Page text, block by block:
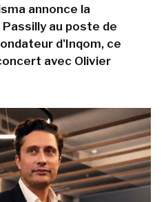
annonce la
au poste de
d'Inqom, ce
avec Olivier